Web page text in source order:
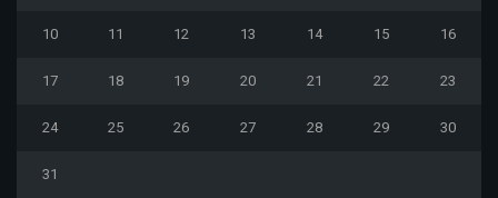
10 11 12 13 14 15 16
17 18 19 20 21 22 23
24 25 26 27 28 29 30
31